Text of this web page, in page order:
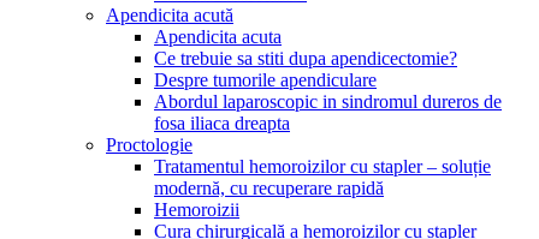
Apendicita acută
Apendicita acuta
Ce trebuie sa stiti dupa apendicectomie?
Despre tumorile apendiculare
Abordul laparoscopic in sindromul dureros de
fosa iliaca dreapta
Proctologie
Tratamentul hemoroizilor cu stapler – soluție
modernă, cu recuperare rapidă
Hemoroizii
Cura chirurgicală a hemoroizilor cu stapler